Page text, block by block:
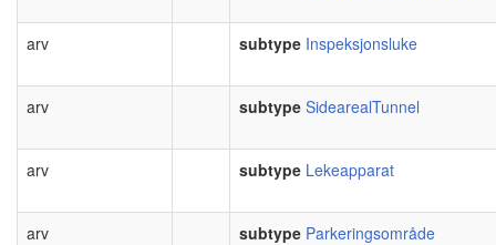
arv subtype Inspeksjonsluke
arv subtype SidearealTunnel
arv subtype Lekeapparat
arv subtype Parkeringsområde